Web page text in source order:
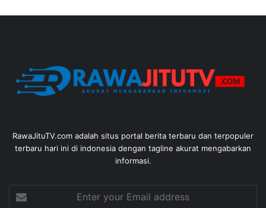
RawaJituTV.com adalah situs portal berita terbaru dan terpopuler
terbaru hari ini di indonesia dengan tagline akurat mengabarkan
informasi.
your